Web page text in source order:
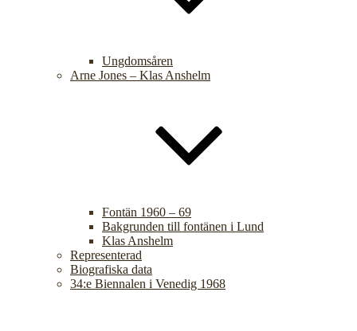
Ungdomsåren
Arne Jones – Klas Anshelm
Fontän 1960 – 69
Bakgrunden till fontänen i Lund
Klas Anshelm
Representerad
Biografiska data
34:e Biennalen i Venedig 1968